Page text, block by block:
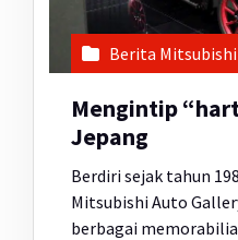
Berita Mitsubishi
Mengintip
Jepang
Berdiri sejak tahun
Mitsubishi Auto
berbagai